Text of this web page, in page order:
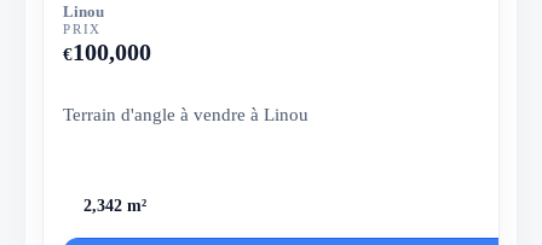
Linou
PRIX
€100,000
Terrain d'angle à vendre à Linou
2,342 m²